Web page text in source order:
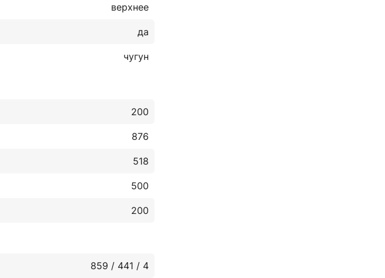
верхнее
да
чугун
200
876
518
500
200
859 / 441 / 4